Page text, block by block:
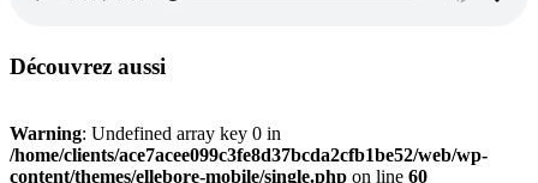
Découvrez aussi
Warning: Undefined array key 0 in
/home/clients/ace7acee099c3fe8d37bcda2cfb1be52/web/wp-
content/themes/ellebore-mobile/single.php on line 60